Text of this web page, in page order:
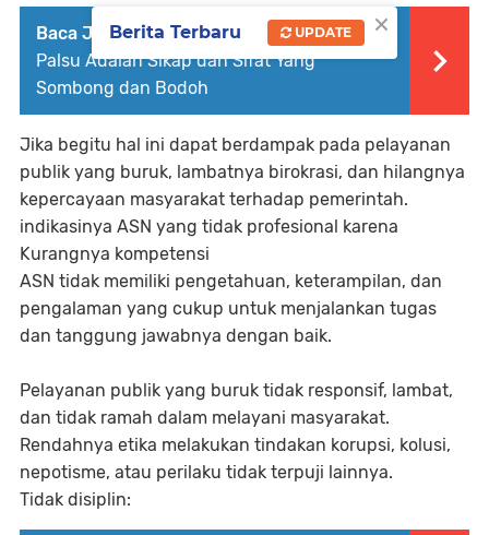
Baca Juga : Jacob Ereste : Pencitraan
Palsu Adalah Sikap dan Sifat Yang
Sombong dan Bodoh
Jika begitu hal ini dapat berdampak pada pelayanan
publik yang buruk, lambatnya birokrasi, dan hilangnya
kepercayaan masyarakat terhadap pemerintah.
indikasinya ASN yang tidak profesional karena
Kurangnya kompetensi
ASN tidak memiliki pengetahuan, keterampilan, dan
pengalaman yang cukup untuk menjalankan tugas
dan tanggung jawabnya dengan baik.
Pelayanan publik yang buruk tidak responsif, lambat,
dan tidak ramah dalam melayani masyarakat.
Rendahnya etika melakukan tindakan korupsi, kolusi,
nepotisme, atau perilaku tidak terpuji lainnya.
Tidak disiplin:
×
Berita Terbaru UPDATE